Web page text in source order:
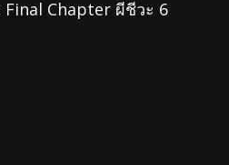
Final Chapter ผีชีวะ 6